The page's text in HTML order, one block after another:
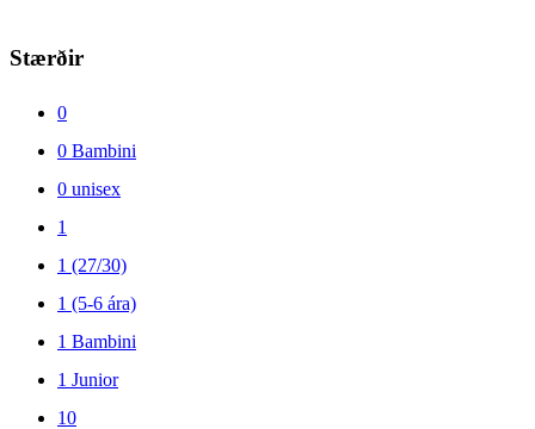
Stærðir
0
0 Bambini
0 unisex
1
1 (27/30)
1 (5-6 ára)
1 Bambini
1 Junior
10